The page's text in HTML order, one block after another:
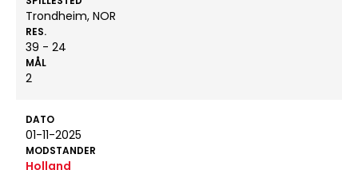
Trondheim, NOR
RES.
39 - 24
MÅL
2
DATO
01-11-2025
MODSTANDER
Holland